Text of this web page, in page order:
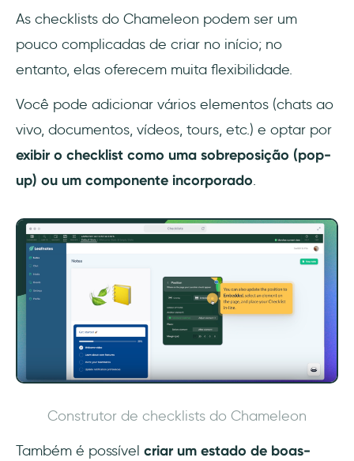
As checklists do Chameleon podem ser um
pouco complicadas de criar no início; no
entanto, elas oferecem muita flexibilidade.
Você pode adicionar vários elementos (chats ao
vivo, documentos, vídeos, tours, etc.) e optar por
exibir o checklist como uma sobreposição (pop-
up) ou um componente incorporado.
Construtor de checklists do Chameleon
Também é possível criar um estado de boas-